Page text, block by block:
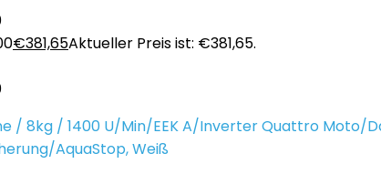
€381,65Aktueller Preis ist: €381,65.